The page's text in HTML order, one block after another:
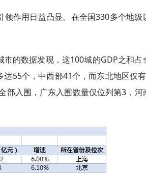
作用日益凸显。在全国330多个地级
的数据发现，这100城的GDP之和占
55个，中西部41个，而东北地区仅
部入围，广东入围数量仅位列第3，河